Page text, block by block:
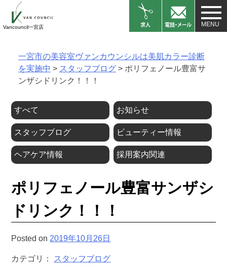
content
Vancouncil一宮店
一宮市の美容室ヴァンカウンシルは美肌カラー診断
を実施中 > スタッフブログ> ポリフェノール豊富サ
ンザシドリンク！！！
すべて お知らせ
スタッフブログ ビューティー情報
ヘアケア情報 採用案内関連
ポリフェノール豊富サンザシ
ドリンク！！！
Posted on 2019年10月26日
カテゴリ： スタッフブログ